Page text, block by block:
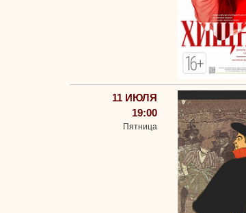
11 ИЮЛЯ
19:00
Пятница